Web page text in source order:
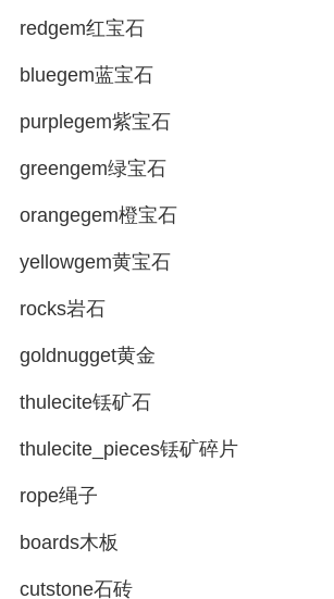
redgem红宝石
bluegem蓝宝石
purplegem紫宝石
greengem绿宝石
orangegem橙宝石
yellowgem黄宝石
rocks岩石
goldnugget黄金
thulecite铥矿石
thulecite_pieces铥矿碎片
rope绳子
boards木板
cutstone石砖